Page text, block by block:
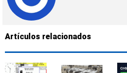
Artículos relacionados